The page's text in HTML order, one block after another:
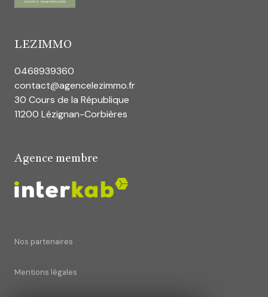
LEZIMMO
0468939360
contact@agencelezimmo.fr
30 Cours de la République
11200 Lézignan-Corbières
Agence membre
Nos partenaires
Mentions légales